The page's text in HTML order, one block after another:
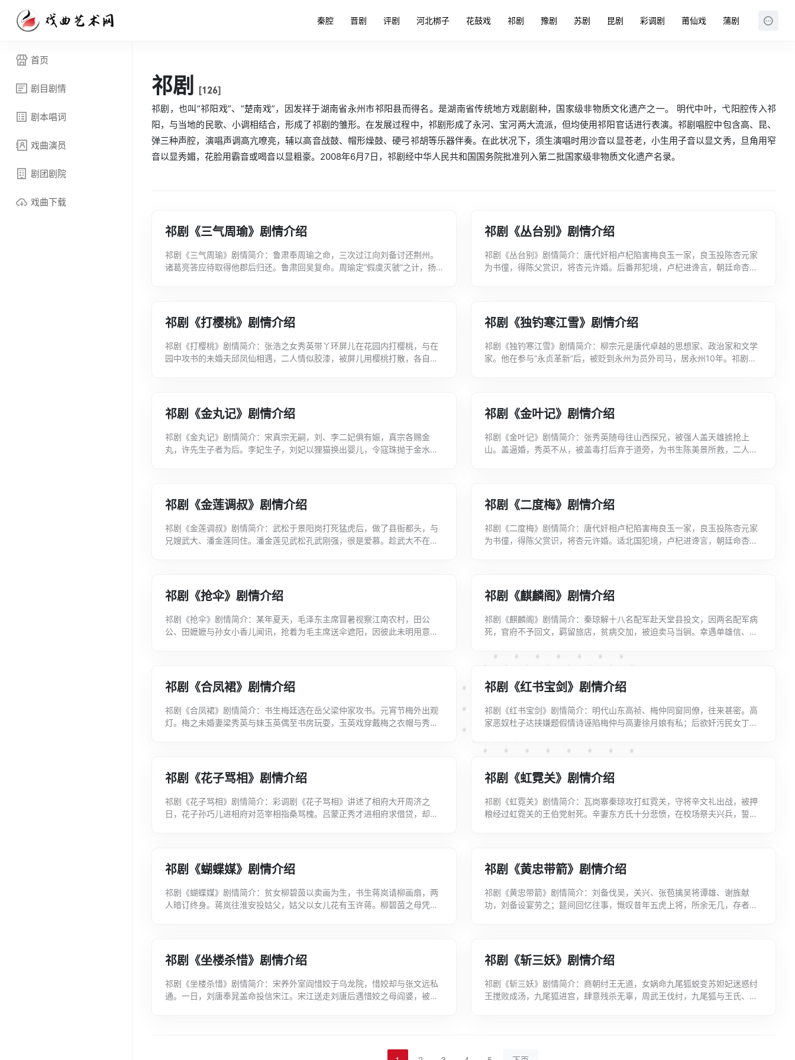
秦腔 晋剧 评剧 河北梆子 花鼓戏 祁剧 豫剧 苏剧 昆剧 彩调剧 莆仙戏 蒲剧
首页
剧目剧情
剧本唱词
戏曲演员
剧团剧院
戏曲下载
祁剧
[126]
祁剧，也叫“祁阳戏”、“楚南戏”，因发祥于湖南省永州市祁阳县而得名。是湖南省传统地方戏剧剧种，国家级非物质文化遗产之一。 明代中叶，弋阳腔传入祁
阳，与当地的民歌、小调相结合，形成了祁剧的雏形。在发展过程中，祁剧形成了永河、宝河两大流派，但均使用祁阳官话进行表演。祁剧唱腔中包含高、昆、
弹三种声腔，演唱声调高亢嘹亮，辅以高音战鼓、帽形燥鼓、硬弓祁胡等乐器伴奏。在此状况下，须生演唱时用沙音以显苍老，小生用子音以显文秀，旦角用窄
音以显秀媚，花脸用霸音或喝音以显粗豪。2008年6月7日，祁剧经中华人民共和国国务院批准列入第二批国家级非物质文化遗产名录。
祁剧《三气周瑜》剧情介绍
祁剧《三气周瑜》剧情简介：鲁肃奉周瑜之命，三次过江向刘备讨还荆州。
诸葛亮答应待取得他郡后归还。鲁肃回吴复命。周瑜定“假虞灭虢”之计，扬
祁剧《丛台别》剧情介绍
祁剧《丛台别》剧情简介：唐代奸相卢杞陷害梅良玉一家，良玉投陈杏元家
为书僮，得陈父赏识，将杏元许婚。后番邦犯境，卢杞进谗言，朝廷命杏元
祁剧《打樱桃》剧情介绍
祁剧《打樱桃》剧情简介：张浩之女秀英带丫环屏儿在花园内打樱桃，与在
园中攻书的未婚夫邱凤仙相遇，二人情似胶漆，被屏儿用樱桃打散，各自思
祁剧《独钓寒江雪》剧情介绍
祁剧《独钓寒江雪》剧情简介：柳宗元是唐代卓越的思想家、政治家和文学
家。他在参与“永贞革新”后，被贬到永州为员外司马，居永州10年。祁剧
祁剧《金丸记》剧情介绍
祁剧《金丸记》剧情简介：宋真宗无嗣，刘、李二妃俱有娠，真宗各赐金
丸，许先生子者为后。李妃生子，刘妃以狸猫换出婴儿，令寇珠抛于金水桥
祁剧《金叶记》剧情介绍
祁剧《金叶记》剧情简介：张秀英随母往山西探兄，被强人盖天雄掳抢上
山。盖逼婚，秀英不从，被盖毒打后弃于道旁，为书生陈美景所救，二人结
祁剧《金莲调叔》剧情介绍
祁剧《金莲调叔》剧情简介：武松于景阳岗打死猛虎后，做了县衙都头，与
兄嫂武大、潘金莲同住。潘金莲见武松孔武刚强，很是爱慕。趁武大不在之
祁剧《二度梅》剧情介绍
祁剧《二度梅》剧情简介：唐代奸相卢杞陷害梅良玉一家，良玉投陈杏元家
为书僮，得陈父赏识，将杏元许婚。适北国犯境，卢杞进谗言，朝廷命杏元
祁剧《抢伞》剧情介绍
祁剧《抢伞》剧情简介：某年夏天，毛泽东主席冒暑视察江南农村，田公
公、田嬷嬷与孙女小香儿闻讯，抢着为毛主席送伞遮阳，因彼此未明用意，
祁剧《麒麟阁》剧情介绍
祁剧《麒麟阁》剧情简介：秦琼解十八名配军赴天堂县投文，因两名配军病
死，官府不予回文，羁留旅店，贫病交加，被迫卖马当锏。幸遇单雄信、王
祁剧《合凤裙》剧情介绍
祁剧《合凤裙》剧情简介：书生梅廷选在岳父梁仲家攻书。元宵节梅外出观
灯。梅之未婚妻梁秀英与妹玉英偶至书房玩耍，玉英戏穿戴梅之衣帽与秀英
祁剧《红书宝剑》剧情介绍
祁剧《红书宝剑》剧情简介：明代山东高祯、梅仲同窗同僚，往来甚密。高
家恶奴杜子达挟嫌题假情诗诬陷梅仲与高妻徐月娘有私；后欲奸污民女丁香
祁剧《花子骂相》剧情介绍
祁剧《花子骂相》剧情简介：彩调剧《花子骂相》讲述了相府大开周济之
日，花子孙巧儿进相府对范宰相指桑骂槐。吕蒙正秀才进相府求借贷，却被
祁剧《虹霓关》剧情介绍
祁剧《虹霓关》剧情简介：瓦岗寨秦琼攻打虹霓关，守将辛文礼出战，被押
粮经过虹霓关的王伯党射死。辛妻东方氏十分悲愤，在校场祭夫兴兵，誓杀
祁剧《蝴蝶媒》剧情介绍
祁剧《蝴蝶媒》剧情简介：贫女柳碧茵以卖画为生，书生蒋岚请柳画扇，两
人暗订终身。蒋岚往淮安投姑父，姑父以女儿花有玉许蒋。柳碧茵之母凭媒
祁剧《黄忠带箭》剧情介绍
祁剧《黄忠带箭》剧情简介：刘备伐吴，关兴、张苞擒吴将谭雄、谢旌献
功，刘备设宴劳之；筵间回忆往事，慨叹昔年五虎上将，所余无几，存者亦
祁剧《坐楼杀惜》剧情介绍
祁剧《坐楼杀惜》剧情简介：宋养外室阎惜姣于乌龙院，惜姣却与张文远私
通。一日，刘唐奉晁盖命投信宋江。宋江送走刘唐后遇惜姣之母阎婆，被强
祁剧《斩三妖》剧情介绍
祁剧《斩三妖》剧情简介：商朝纣王无道，女娲命九尾狐蜕变苏妲妃迷惑纣
王搅败成汤，九尾狐进宫，肆意残杀无辜，周武王伐纣，九尾狐与王氏、喜